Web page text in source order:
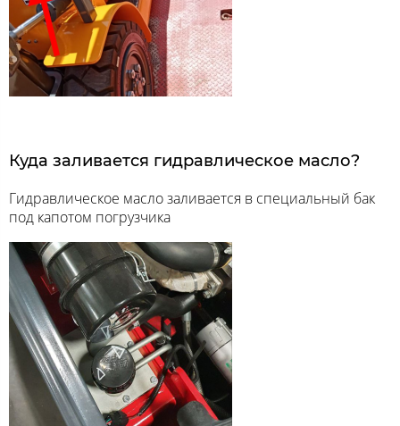
Куда заливается гидравлическое масло?
Гидравлическое масло заливается в специальный бак
под капотом погрузчика